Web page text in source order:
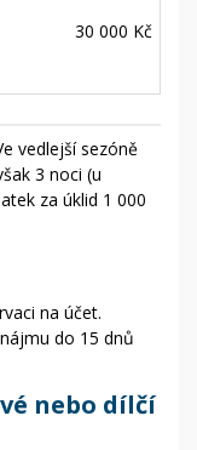
30 000 Kč
vedlejší sezóně
3 noci (u
za úklid 1 000
na účet.
do 15 dnů
nebo dílčí